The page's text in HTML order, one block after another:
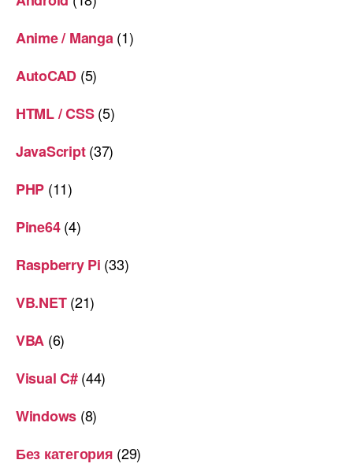
Anime / Manga (1)
AutoCAD (5)
HTML / CSS(5)
JavaScript(37)
PHP (11)
Pine64(4)
Raspberry Pi (33)
VB.NET(21)
VBA (6)
Visual C#(44)
Windows (8)
Без категория (29)